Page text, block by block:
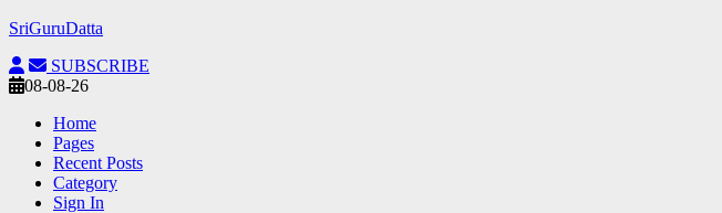
content
Enter)
SriGuruDatta
SUBSCRIBE
08-08-26
Home
Pages
Recent Posts
Category
Sign In